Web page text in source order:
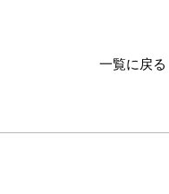
一覧に戻る